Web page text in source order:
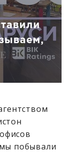
побывали